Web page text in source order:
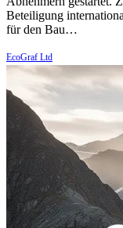
Beteiligung
für den Bau…
EcoGraf Ltd